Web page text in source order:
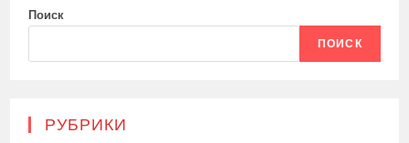
Поиск
ПОИСК
РУБРИКИ